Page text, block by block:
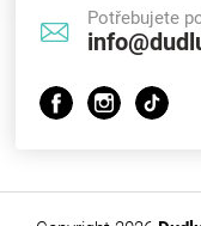
Potřebujete